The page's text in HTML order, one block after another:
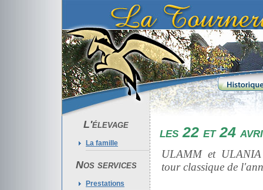
L'élevage
La famille
Nos services
Prestations
les 22 et 24
ULAMM et
tour classique de